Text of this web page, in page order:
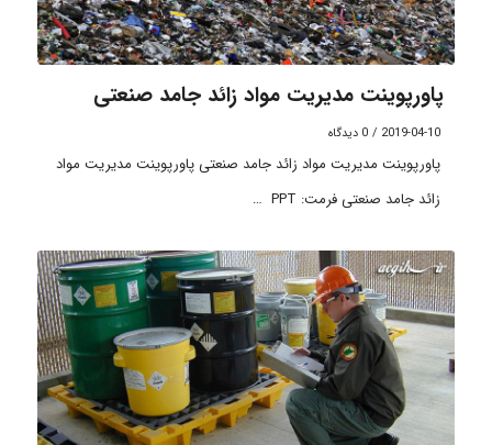
پاورپوینت مدیریت مواد زائد جامد صنعتی
2019-04-10
/ 0 دیدگاه
پاورپوینت مدیریت مواد زائد جامد صنعتی پاورپوینت مدیریت مواد
زائد جامد صنعتی فرمت: PPT …